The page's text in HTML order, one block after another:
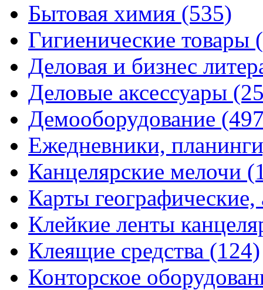
Бытовая химия (535)
Гигиенические товары
Деловая и бизнес
Деловые аксессуары
Демооборудование
Ежедневники,
Канцелярские мелочи
Карты
Клейкие ленты
Клеящие средства (124)
Конторское